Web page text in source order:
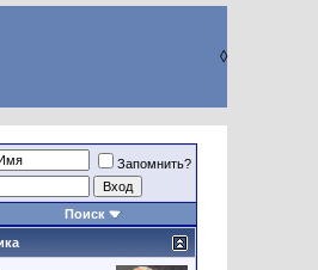
◊
Запомнить?
Поиск